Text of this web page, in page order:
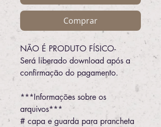
Comprar
NÃO É PRODUTO FÍSICO-
Será liberado download após a
confirmação do pagamento.
***Informações sobre os
arquivos***
# capa e guarda para prancheta